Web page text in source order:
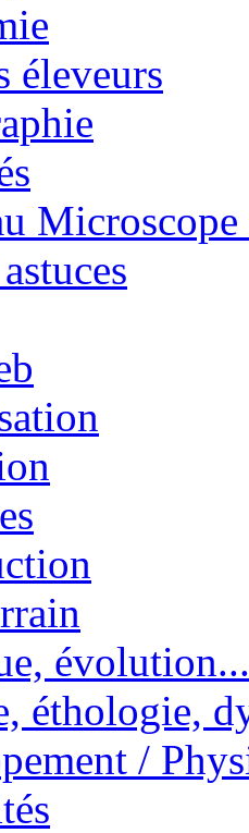
éleveurs
évolution...
éthologie,
/